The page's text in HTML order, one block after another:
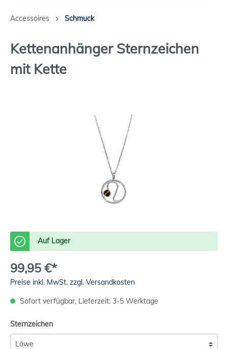
Accessoires Schmuck
Kettenanhänger Sternzeichen
mit Kette
Auf Lager
99,95 €*
Preise inkl. MwSt. zzgl. Versandkosten
Sofort verfügbar, Lieferzeit: 3-5 Werktage
Sternzeichen